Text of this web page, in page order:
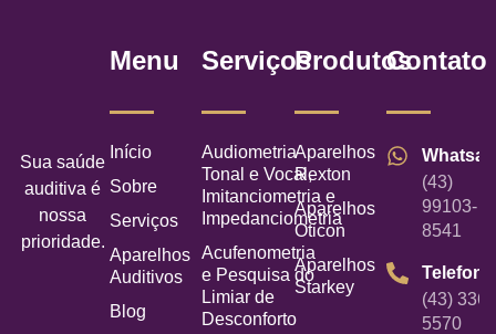
Sua saúde
auditiva é
nossa
prioridade.
Menu
Início
Sobre
Serviços
Aparelhos
Auditivos
Blog
Serviços
Audiometria
Tonal e Vocal,
Imitanciometria e
Impedanciometria
Acufenometria
e Pesquisa do
Limiar de
Desconforto
Produtos
Aparelhos
Rexton
Aparelhos
Oticon
Aparelhos
Starkey
Contato
(43)
99103-
8541
Telefone
(43)
5570